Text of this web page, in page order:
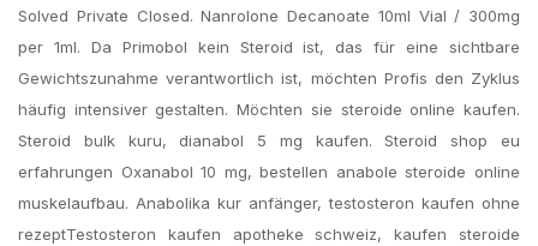
Solved Private Closed. Nanrolone Decanoate 10ml Vial / 300mg
per 1ml. Da Primobol kein Steroid ist, das für eine sichtbare
Gewichtszunahme verantwortlich ist, möchten Profis den Zyklus
häufig intensiver gestalten. Möchten sie steroide online kaufen.
Steroid bulk kuru, dianabol 5 mg kaufen. Steroid shop eu
erfahrungen Oxanabol 10 mg, bestellen anabole steroide online
muskelaufbau. Anabolika kur anfänger, testosteron kaufen ohne
rezeptTestosteron kaufen apotheke schweiz, kaufen steroide